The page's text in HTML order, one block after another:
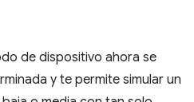
de dispositivo ahora se
y te permite simular un